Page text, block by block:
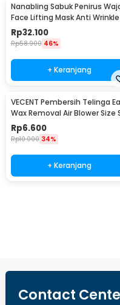
Nanabling Sabuk Penirus
Face Lifting Mask Anti Wrinkle
- TZ20
Rp32.100
Rp58.900 46%
+ Keranjang
VECENT Pembersih Telinga
Wax Removal Air Blower Size
V843
Rp6.600
Rp10.000 34%
+ Keranjang
Contact